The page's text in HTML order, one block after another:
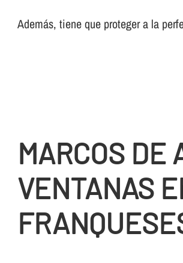
Además, tiene que proteger a la
MARCOS DE
VENTANAS